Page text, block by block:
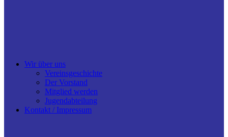
Wir über uns
Vereinsgeschichte
Der Vorstand
Mitglied werden
Jugendabteilung
Kontakt / Impressum